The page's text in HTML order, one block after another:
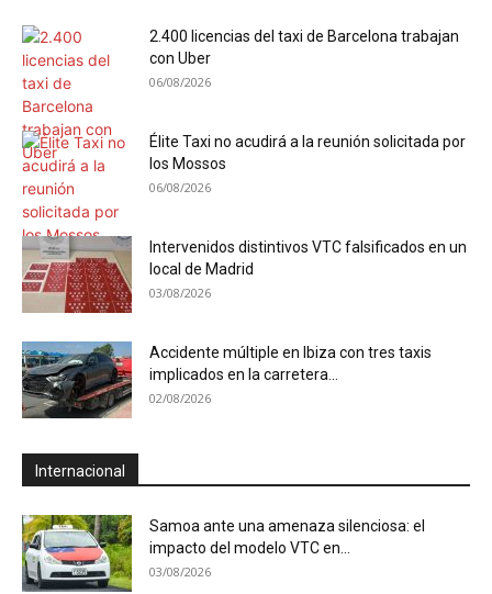
2.400 licencias del taxi de Barcelona trabajan
con Uber
06/08/2026
Élite Taxi no acudirá a la reunión solicitada por
los Mossos
06/08/2026
Intervenidos distintivos VTC falsificados en un
local de Madrid
03/08/2026
Accidente múltiple en Ibiza con tres taxis
implicados en la carretera...
02/08/2026
Internacional
Samoa ante una amenaza silenciosa: el
impacto del modelo VTC en...
03/08/2026